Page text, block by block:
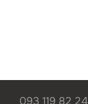
093 119 82 24